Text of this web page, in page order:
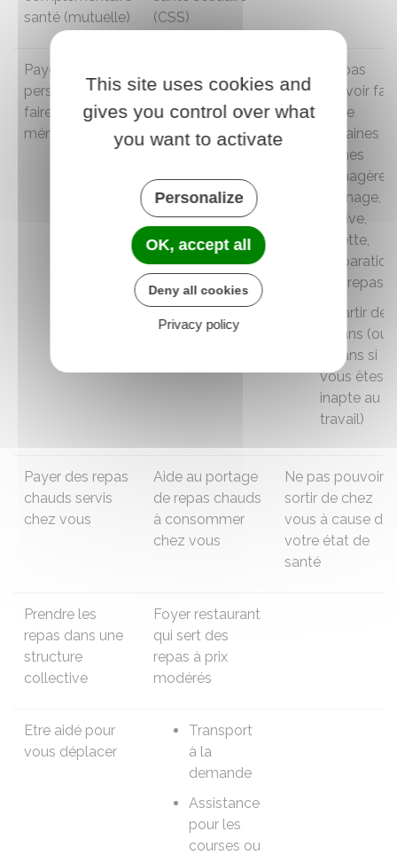
santé (mutuelle)
(CSS)
Payer une
personne pour
faire les tâches
ménagères
Ne pas
pouvoir
seule
certaines
tâches
ménagères
(ménage,
lessive,
toilette,
préparation
des repas...)
À partir de
65 ans (ou
60 ans si
vous êtes
inapte au
travail)
Payer des repas
chauds servis
chez vous
Aide au portage
de repas chauds
à consommer
chez vous
Ne pas pouvoir
sortir de chez
vous à cause de
votre état de
santé
Prendre les
repas dans une
structure
collective
Foyer restaurant
qui sert des
repas à prix
modérés
Etre aidé pour
vous déplacer
Transport
à la
demande
Assistance
pour les
courses ou
This site uses cookies and
gives you control over what
you want to activate
Personalize
OK, accept all
Deny all cookies
Privacy policy